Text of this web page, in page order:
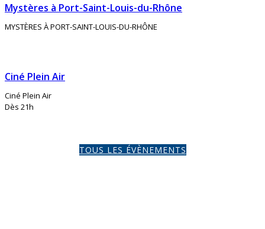
Mystères à Port-Saint-Louis-du-Rhône
MYSTÈRES À PORT-SAINT-LOUIS-DU-RHÔNE
Ciné Plein Air
Ciné Plein Air
Dès 21h
TOUS LES ÉVÈNEMENTS